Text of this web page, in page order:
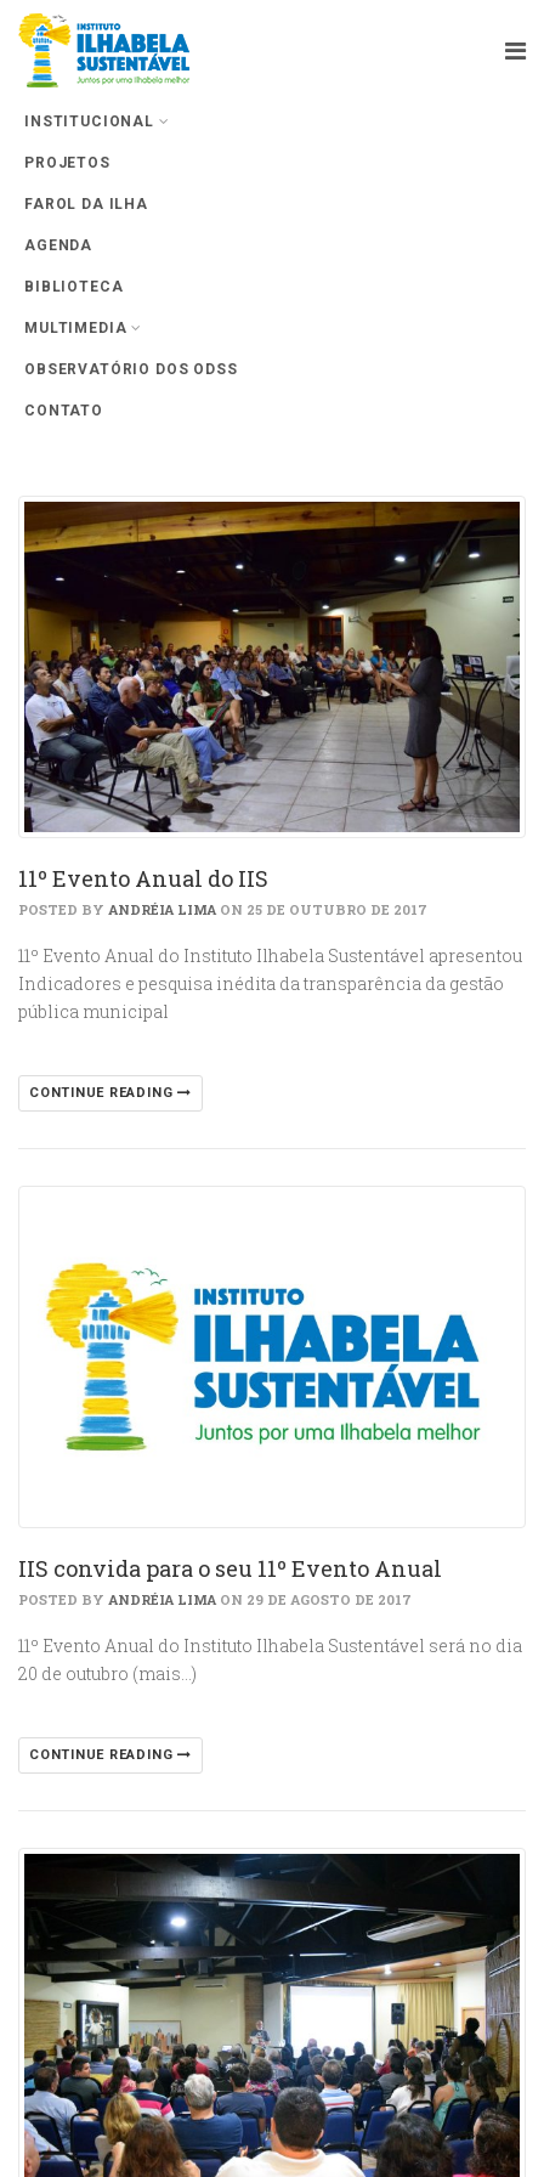
INSTITUCIONAL
PROJETOS
FAROL DA ILHA
AGENDA
BIBLIOTECA
MULTIMEDIA
OBSERVATÓRIO DOS ODSS
CONTATO
Tag Archives: Evento Anual
11º Evento Anual do IIS
POSTED BY ANDRÉIA LIMA ON 25 DE OUTUBRO DE 2017
11º Evento Anual do Instituto Ilhabela Sustentável apresentou
Indicadores e pesquisa inédita da transparência da gestão
pública municipal
CONTINUE READING
IIS convida para o seu 11º Evento Anual
POSTED BY ANDRÉIA LIMA ON 29 DE AGOSTO DE 2017
11º Evento Anual do Instituto Ilhabela Sustentável será no dia
20 de outubro (mais…)
CONTINUE READING